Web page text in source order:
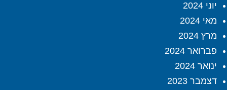
יוני 2024
מאי 2024
מרץ 2024
פברואר 2024
ינואר 2024
דצמבר 2023